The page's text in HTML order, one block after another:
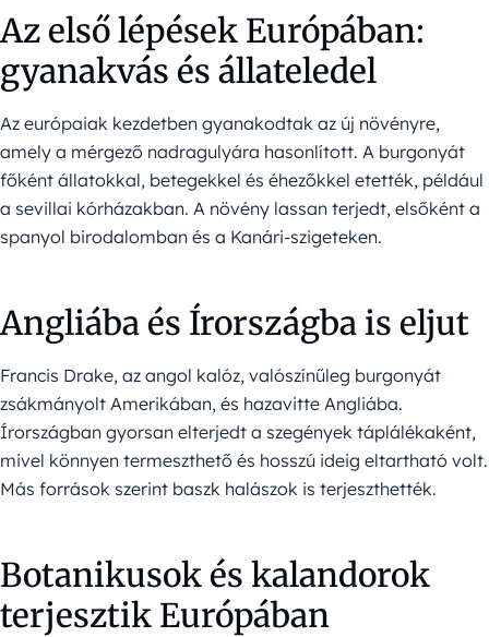
Az első lépések Európában:
gyanakvás és állateledel
Az európaiak kezdetben gyanakodtak az új növényre,
amely a mérgező nadragulyára hasonlított. A burgonyát
főként állatokkal, betegekkel és éhezőkkel etették, például
a sevillai kórházakban. A növény lassan terjedt, elsőként a
spanyol birodalomban és a Kanári-szigeteken.
Angliába és Írországba is eljut
Francis Drake, az angol kalóz, valószínűleg burgonyát
zsákmányolt Amerikában, és hazavitte Angliába.
Írországban gyorsan elterjedt a szegények táplálékaként,
mivel könnyen termeszthető és hosszú ideig eltartható volt.
Más források szerint baszk halászok is terjeszthették.
Botanikusok és kalandorok
terjesztik Európában